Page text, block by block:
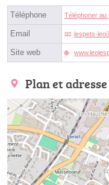
Téléphone Téléphoner au
Email lespets-
Site web
Plan et adresse